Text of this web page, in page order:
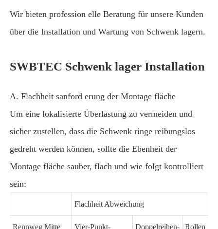
Wir bieten profession elle Beratung für unsere Kunden
über die Installation und Wartung von Schwenk lagern.
SWBTEC Schwenk lager Installation
A. Flachheit sanford erung der Montage fläche
Um eine lokalisierte Überlastung zu vermeiden und
sicher zustellen, dass die Schwenk ringe reibungslos
gedreht werden können, sollte die Ebenheit der
Montage fläche sauber, flach und wie folgt kontrolliert
sein:
Flachheit Abweichung
Rennweg Mitte Vier-Punkt- Doppelreihen- Rollen